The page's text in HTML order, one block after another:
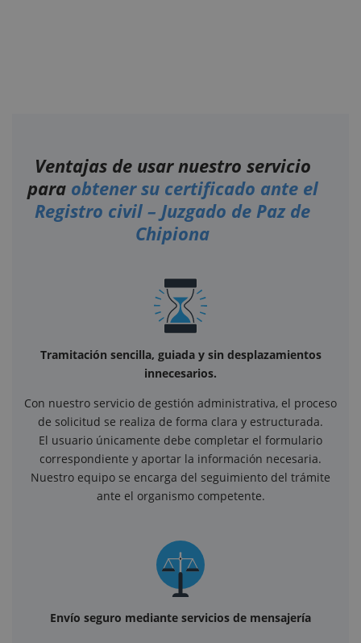
Ventajas de usar nuestro servicio
para obtener su certificado ante el
Registro civil – Juzgado de Paz de
Chipiona
Tramitación sencilla, guiada y sin desplazamientos
innecesarios.
Con nuestro servicio de gestión administrativa, el proceso
de solicitud se realiza de forma clara y estructurada.
El usuario únicamente debe completar el formulario
correspondiente y aportar la información necesaria.
Nuestro equipo se encarga del seguimiento del trámite
ante el organismo competente.
Envío seguro mediante servicios de mensajería